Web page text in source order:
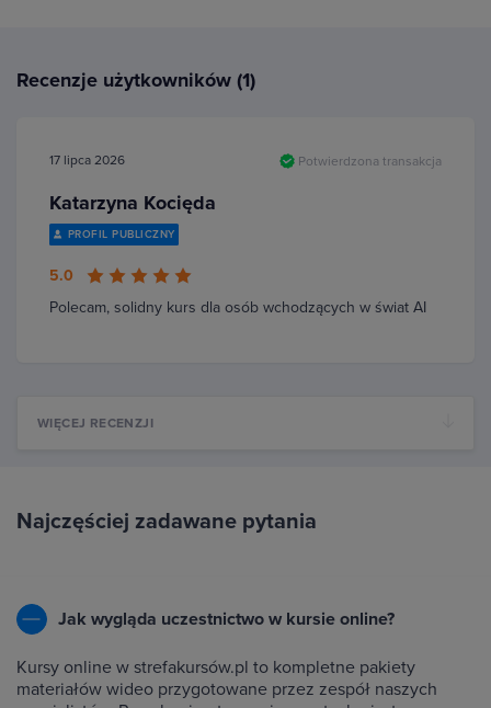
Recenzje użytkowników (1)
17 lipca 2026 Potwierdzona transakcja
Katarzyna Kocięda
PROFIL PUBLICZNY
5.0
Polecam, solidny kurs dla osób wchodzących w świat AI
WIĘCEJ RECENZJI
Najczęściej zadawane pytania
Jak wygląda uczestnictwo w kursie online?
Kursy online w strefakursów.pl to kompletne pakiety
materiałów wideo przygotowane przez zespół naszych